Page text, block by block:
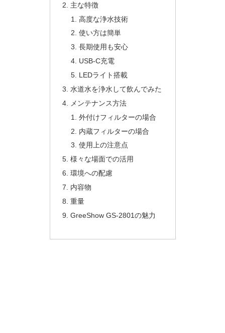
主な特徴
高度な浄水技術
使い方は簡単
長期使用も安心
USB-C充電
LEDライト搭載
水道水を浄水して飲んでみた
メンテナンス方法
外付けフィルターの場合
内蔵フィルターの場合
使用上の注意点
様々な場面での活用
環境への配慮
内容物
重量
GreeShow GS-2801の魅力